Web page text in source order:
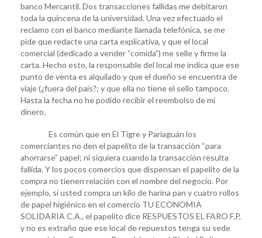
banco Mercantil. Dos transacciones fallidas me debitaron
toda la quincena de la universidad. Una vez efectuado el
reclamo con el banco mediante llamada telefónica, se me
pide que redacte una carta explicativa, y que el local
comercial (dedicado a vender “comida”) me selle y firme la
carta. Hecho esto, la responsable del local me indica que ese
punto de venta es alquilado y que el dueño se encuentra de
viaje (¿fuera del país?; y que ella no tiene el sello tampoco.
Hasta la fecha no he podido recibir el reembolso de mi
dinero.
Es común que en El Tigre y Pariaguán los
comerciantes no den el papelito de la transacción “para
ahorrarse” papel; ni siquiera cuando la transacción resulta
fallida. Y los pocos comercios que dispensan el papelito de la
compra no tienen relación con el nombre del negocio. Por
ejemplo, si usted compra un kilo de harina pan y cuatro rollos
de papel higiénico en el comercio TU ECONOMIA
SOLIDARIA C.A., el papelito dice RESPUESTOS EL FARO F.P,
y no es extraño que ese local de repuestos tenga su sede